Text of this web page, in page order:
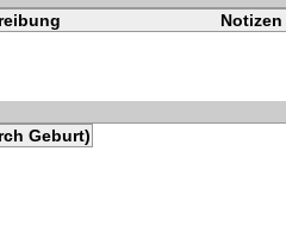
Notizen
Geburt)